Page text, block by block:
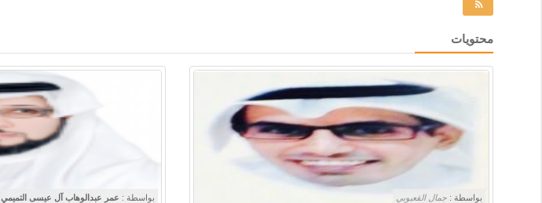
محتويات
بواسطة : جمال القعبوبي بواسطة : عمر عبدالوهاب آل عيسى التميمي